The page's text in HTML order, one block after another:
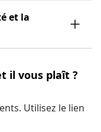
et la
il vous plaît ?
Utilisez le lien